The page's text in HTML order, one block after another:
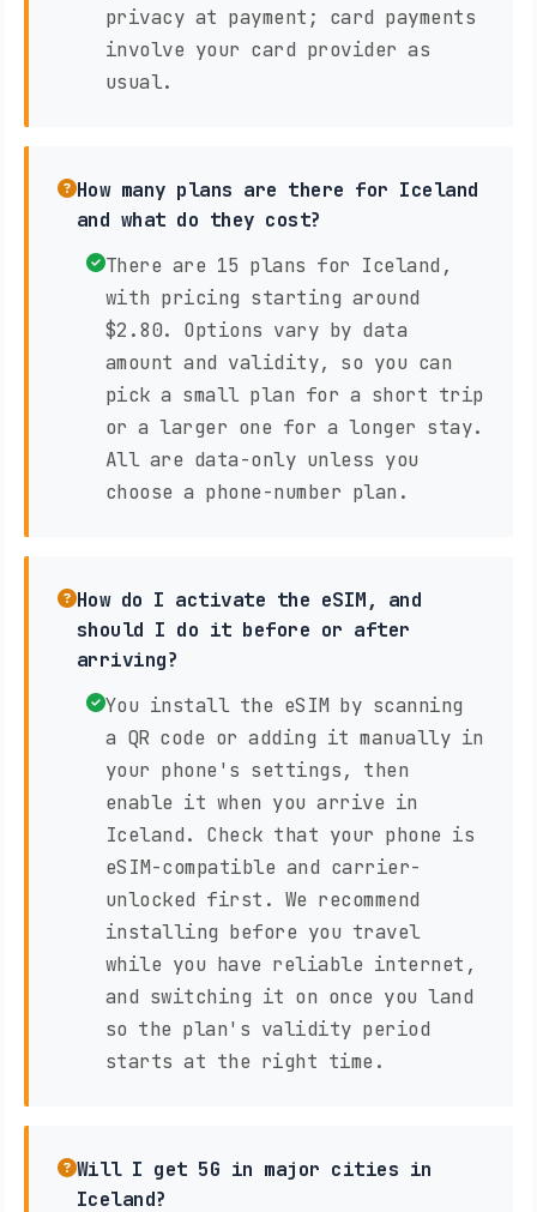
privacy at payment; card payments
involve your card provider as
usual.
How many plans are there for Iceland
and what do they cost?
There are 15 plans for Iceland,
with pricing starting around
$2.80. Options vary by data
amount and validity, so you can
pick a small plan for a short trip
or a larger one for a longer stay.
All are data-only unless you
choose a phone-number plan.
How do I activate the eSIM, and
should I do it before or after
arriving?
You install the eSIM by scanning
a QR code or adding it manually in
your phone's settings, then
enable it when you arrive in
Iceland. Check that your phone is
eSIM-compatible and carrier-
unlocked first. We recommend
installing before you travel
while you have reliable internet,
and switching it on once you land
so the plan's validity period
starts at the right time.
Will I get 5G in major cities in
Iceland?